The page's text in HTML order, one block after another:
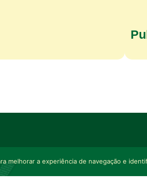
melhorar a experiência de navegação e